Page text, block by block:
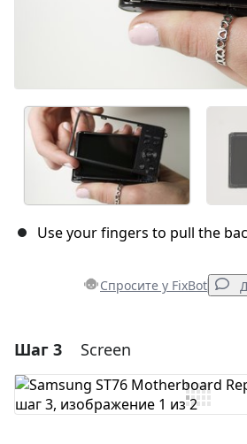
Use your fingers to pull the
Спросите у FixBot
Добавить комментарий
Шаг 3 Screen